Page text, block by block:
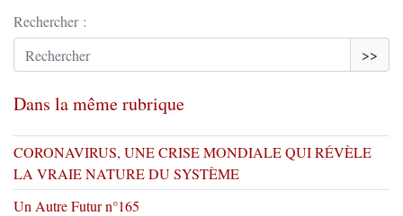
Rechercher :
>>
Dans la même rubrique
CORONAVIRUS, UNE CRISE MONDIALE QUI RÉVÈLE
LA VRAIE NATURE DU SYSTÈME
Un Autre Futur n°165